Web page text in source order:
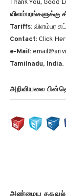
Tariffs:விளம்பர
Contact:Click
e-Mail:
Tamilnadu, India.